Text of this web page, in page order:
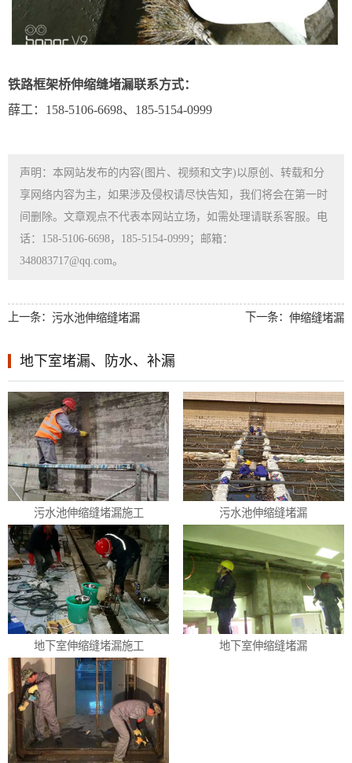
铁路框架桥伸缩缝堵漏联系方式：
薛工：158-5106-6698、185-5154-0999
声明：本网站发布的内容(图片、视频和文字)以原创、转载和分
享网络内容为主，如果涉及侵权请尽快告知，我们将会在第一时
间删除。文章观点不代表本网站立场，如需处理请联系客服。电
话：158-5106-6698，185-5154-0999；邮箱：
348083717@qq.com。
上一条： 污水池伸缩缝堵漏 下一条： 伸缩缝堵漏
地下室堵漏、防水、补漏
污水池伸缩缝堵漏施工 污水池伸缩缝堵漏
地下室伸缩缝堵漏施工 地下室伸缩缝堵漏